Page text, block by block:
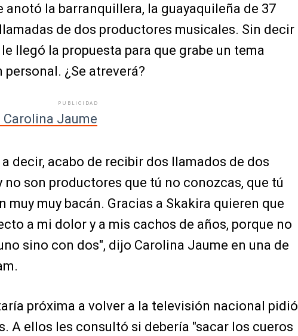
anotó la barranquillera, la guayaquileña de 37
de dos productores musicales. Sin decir
llegó la propuesta para que grabe un tema
¿Se atreverá?
PUBLICIDAD
Jaume
decir, acabo de recibir dos llamados de dos
son productores que tú no conozcas, que tú
muy muy bacán. Gracias a Skakira quieren que
a mi dolor y a mis cachos de años, porque no
sino con dos", dijo Carolina Jaume en una de
próxima a volver a la televisión nacional pidió
A ellos les consultó si debería "sacar los cueros